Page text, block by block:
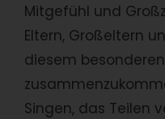
Mitgefühl und
Eltern, Großeltern
diesem
Singen, das Teilen